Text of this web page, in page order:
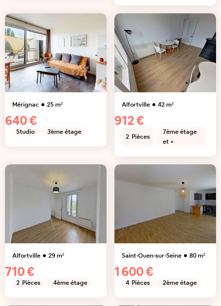
Mérignac 25m²
640 €
Studio 3ème étage
Alfortville 42m²
912 €
2 Pièces
7ème étage
et +
Alfortville 29m²
710 €
2 Pièces 4ème étage
Saint-Ouen-sur-Seine 80m²
1 600 €
4 Pièces 2ème étage